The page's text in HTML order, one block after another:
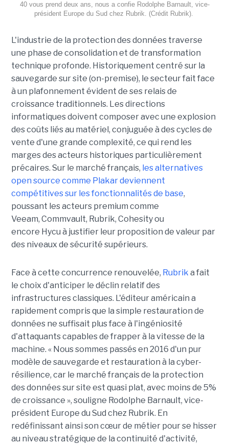
40 vous prend deux ans, nous a confie Rodolphe Barnault, vice-
président Europe du Sud chez Rubrik. (Crédit Rubrik).
L'industrie de la protection des données traverse
une phase de consolidation et de transformation
technique profonde. Historiquement centré sur la
sauvegarde sur site (on-premise), le secteur fait face
à un plafonnement évident de ses relais de
croissance traditionnels. Les directions
informatiques doivent composer avec une explosion
des coûts liés au matériel, conjuguée à des cycles de
vente d'une grande complexité, ce qui rend les
marges des acteurs historiques particulièrement
précaires. Sur le marché français, les alternatives
open source comme Plakar deviennent
compétitives sur les fonctionnalités de base,
poussant les acteurs premium comme
Veeam, Commvault, Rubrik, Cohesity ou
encore Hycu à justifier leur proposition de valeur par
des niveaux de sécurité supérieurs.
Face à cette concurrence renouvelée, Rubrik a fait
le choix d'anticiper le déclin relatif des
infrastructures classiques. L'éditeur américain a
rapidement compris que la simple restauration de
données ne suffisait plus face à l'ingéniosité
d'attaquants capables de frapper à la vitesse de la
machine. « Nous sommes passés en 2016 d'un pur
modèle de sauvegarde et restauration à la cyber-
résilience, car le marché français de la protection
des données sur site est quasi plat, avec moins de 5%
de croissance », souligne Rodolphe Barnault, vice-
président Europe du Sud chez Rubrik. En
redéfinissant ainsi son cœur de métier pour se hisser
au niveau stratégique de la continuité d'activité,